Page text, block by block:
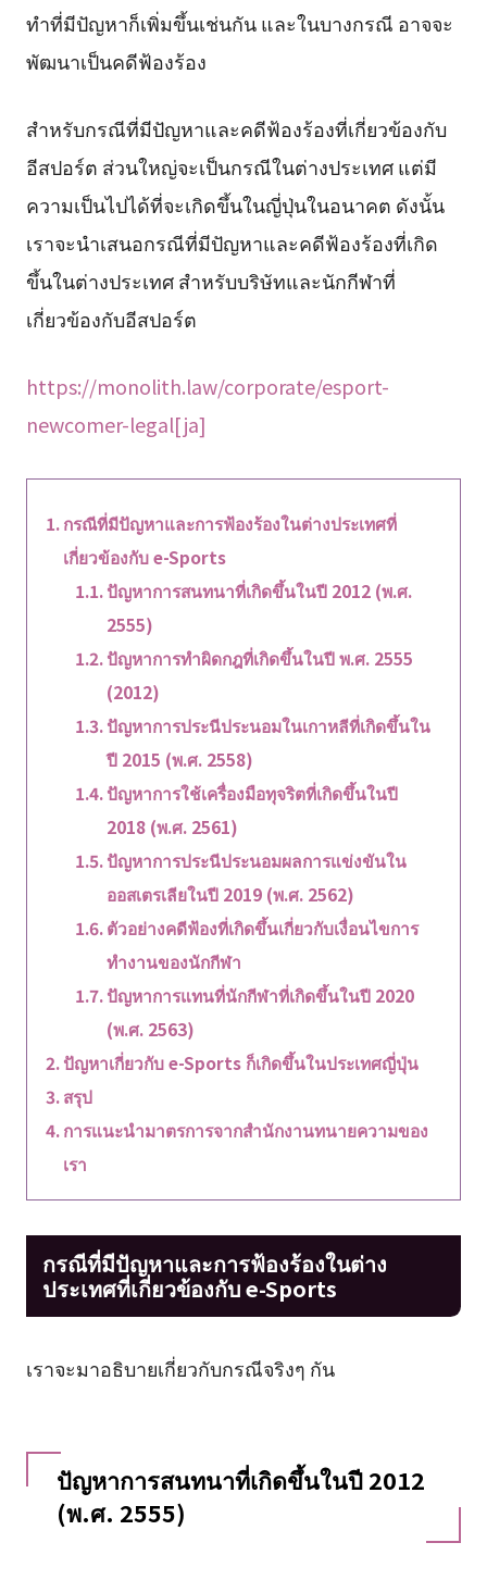
ทำที่มีปัญหาก็เพิ่มขึ้นเช่นกัน และในบางกรณี อาจจะ
พัฒนาเป็นคดีฟ้องร้อง
สำหรับกรณีที่มีปัญหาและคดีฟ้องร้องที่เกี่ยวข้องกับ
อีสปอร์ต ส่วนใหญ่จะเป็นกรณีในต่างประเทศ แต่มี
ความเป็นไปได้ที่จะเกิดขึ้นในญี่ปุ่นในอนาคต ดังนั้น
เราจะนำเสนอกรณีที่มีปัญหาและคดีฟ้องร้องที่เกิด
ขึ้นในต่างประเทศ สำหรับบริษัทและนักกีฬาที่
เกี่ยวข้องกับอีสปอร์ต
https://monolith.law/corporate/esport-
newcomer-legal[ja]
กรณีที่มีปัญหาและการฟ้องร้องในต่างประเทศที่
เกี่ยวข้องกับ e-Sports
ปัญหาการสนทนาที่เกิดขึ้นในปี 2012 (พ.ศ.
2555)
ปัญหาการทำผิดกฎที่เกิดขึ้นในปี พ.ศ. 2555
(2012)
ปัญหาการประนีประนอมในเกาหลีที่เกิดขึ้นใน
ปี 2015 (พ.ศ. 2558)
ปัญหาการใช้เครื่องมือทุจริตที่เกิดขึ้นในปี
2018 (พ.ศ. 2561)
ปัญหาการประนีประนอมผลการแข่งขันใน
ออสเตรเลียในปี 2019 (พ.ศ. 2562)
ตัวอย่างคดีฟ้องที่เกิดขึ้นเกี่ยวกับเงื่อนไขการ
ทำงานของนักกีฬา
ปัญหาการแทนที่นักกีฬาที่เกิดขึ้นในปี 2020
(พ.ศ. 2563)
ปัญหาเกี่ยวกับ e-Sports ก็เกิดขึ้นในประเทศญี่ปุ่น
สรุป
การแนะนำมาตรการจากสำนักงานทนายความของ
เรา
กรณีที่มีปัญหาและการฟ้องร้องในต่าง
ประเทศที่เกี่ยวข้องกับ e-Sports
เราจะมาอธิบายเกี่ยวกับกรณีจริงๆ กัน
ปัญหาการสนทนาที่เกิดขึ้นในปี 2012
(พ.ศ. 2555)